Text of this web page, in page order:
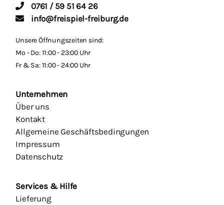
0761 / 59 51 64 26
info@freispiel-freiburg.de
Unsere Öffnungszeiten sind:
Mo - Do: 11:00 - 23:00 Uhr
Fr & Sa: 11:00 - 24:00 Uhr
Unternehmen
Über uns
Kontakt
Allgemeine Geschäftsbedingungen
Impressum
Datenschutz
Services & Hilfe
Lieferung